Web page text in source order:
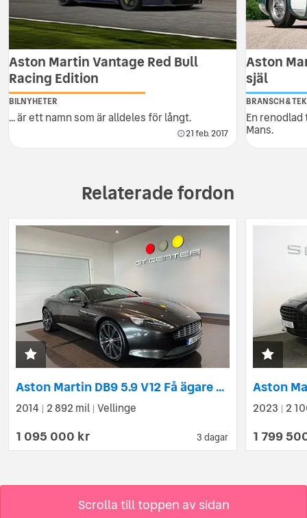
Aston Martin Vantage Red Bull
Racing Edition
BILNYHETER
... är ett namn som är alldeles för långt.
21 feb. 2017
Aston
själ
BRANSCH &
En
Mans.
Relaterade fordon
3 dagar
Aston Martin DB9 5.9 V12 Få ägare Keramiska Svensksåld 517hk
2014 2 892 mil Vellinge
1 095 000 kr
2023 2
1 799
Scrolla till toppen av sidan